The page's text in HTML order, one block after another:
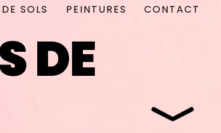
SOLS PEINTURES CONTACT
DE